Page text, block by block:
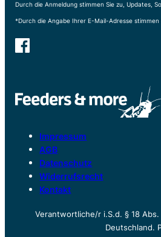
Durch die Anmeldung stimmen Sie zu, Updates,
*Durch die Angabe Ihrer E-Mail-Adresse
Impressum
AGB
Datenschutz
Widerrufsrecht
Kontakt
Verantwortliche/r i.S.d. § 18
Deutschland.